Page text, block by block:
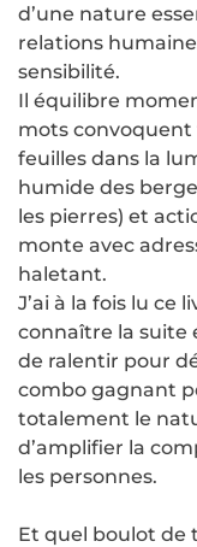
d’une nature
relations
sensibilité.
Il équilibre
mots convoquent
feuilles dans la
humide des
les pierres) et
monte avec
haletant.
J’ai à la fois lu ce
connaître la suite
de ralentir pour
combo gagnant
totalement le
d’amplifier la
les personnes.
Et quel boulot de